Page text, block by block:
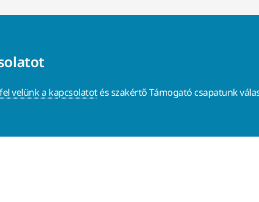
velünk a kapcsolatotés szakértő Támogató csapatunk